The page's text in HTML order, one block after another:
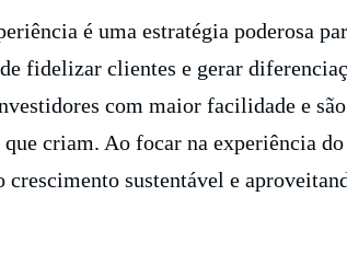
é uma estratégia poderosa
fidelizar clientes e gerar
com maior facilidade e
criam. Ao focar na experiência
crescimento sustentável e